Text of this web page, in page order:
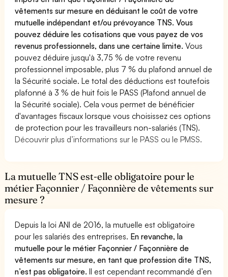
vêtements sur mesure en déduisant le coût de votre
mutuelle indépendant et/ou prévoyance TNS. Vous
pouvez déduire les cotisations que vous payez de vos
revenus professionnels, dans une certaine limite.Vous
pouvez déduire jusqu'à 3,75 % de votre revenu
professionnel imposable, plus 7 % du plafond annuel de
la Sécurité sociale. Le total des déductions est toutefois
plafonné à 3 % de huit fois le PASS (Plafond annuel de
la Sécurité sociale). Cela vous permet de bénéficier
d'avantages fiscaux lorsque vous choisissez ces options
de protection pour les travailleurs non-salariés (TNS).
Découvrir plus d’informations sur le PASS ou le PMSS.
La mutuelle TNS est-elle obligatoire pour le
métier Façonnier / Façonnière de vêtements sur
mesure ?
Depuis la loi ANI de 2016, la mutuelle est obligatoire
pour les salariés des entreprises. En revanche, la
mutuelle pour le métier Façonnier / Façonnière de
vêtements sur mesure, en tant que profession dite TNS,
n’est pas obligatoire.Il est cependant recommandé d’en